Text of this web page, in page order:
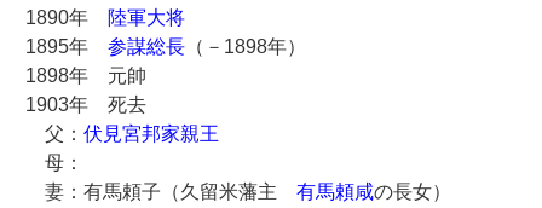
1890年
陸軍大将
1895年 参謀総長（－1898年）
1898年 元帥
1903年 死去
父： 伏見宮邦家親王
母：
妻：有馬頼子（久留米藩主 有馬頼咸の長女）